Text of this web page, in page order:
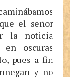
el señor
la noticia
oscuras
pues a fin
y no